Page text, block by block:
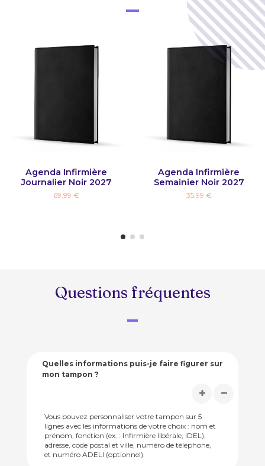
Agenda Infirmière
Journalier Noir 2027
69,99 €
Agenda Infirmière
Semainier Noir 2027
35,99 €
Questions fréquentes
Quelles informations puis-je faire figurer sur
mon tampon ?
Vous pouvez personnaliser votre tampon sur 5
lignes avec les informations de votre choix : nom et
prénom, fonction (ex. : Infirmière libérale, IDEL),
adresse, code postal et ville, numéro de téléphone,
et numéro ADELI (optionnel).